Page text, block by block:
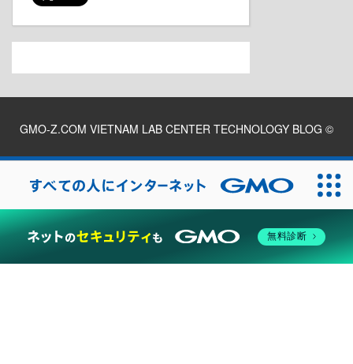
GMO-Z.COM VIETNAM LAB CENTER TECHNOLOGY BLOG ©
2026
無料診断